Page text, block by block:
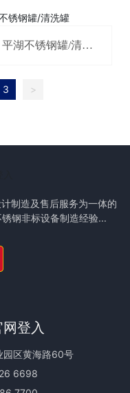
平湖不锈钢罐/清洗
3 >
制造及售后服务为一体的
钢非标设备制造经验...
登入
园区黄海路60号
6698